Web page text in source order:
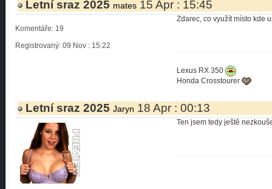
Letní sraz 2025 mates 15 Apr : 15:45
Komentáře: 19
Registrovaný: 09 Nov : 15:22
Zdarec, co využít místo kde
Lexus RX 350
Honda Crosstourer
Letní sraz 2025 Jaryn 18 Apr : 00:13
Ten jsem tedy ještě